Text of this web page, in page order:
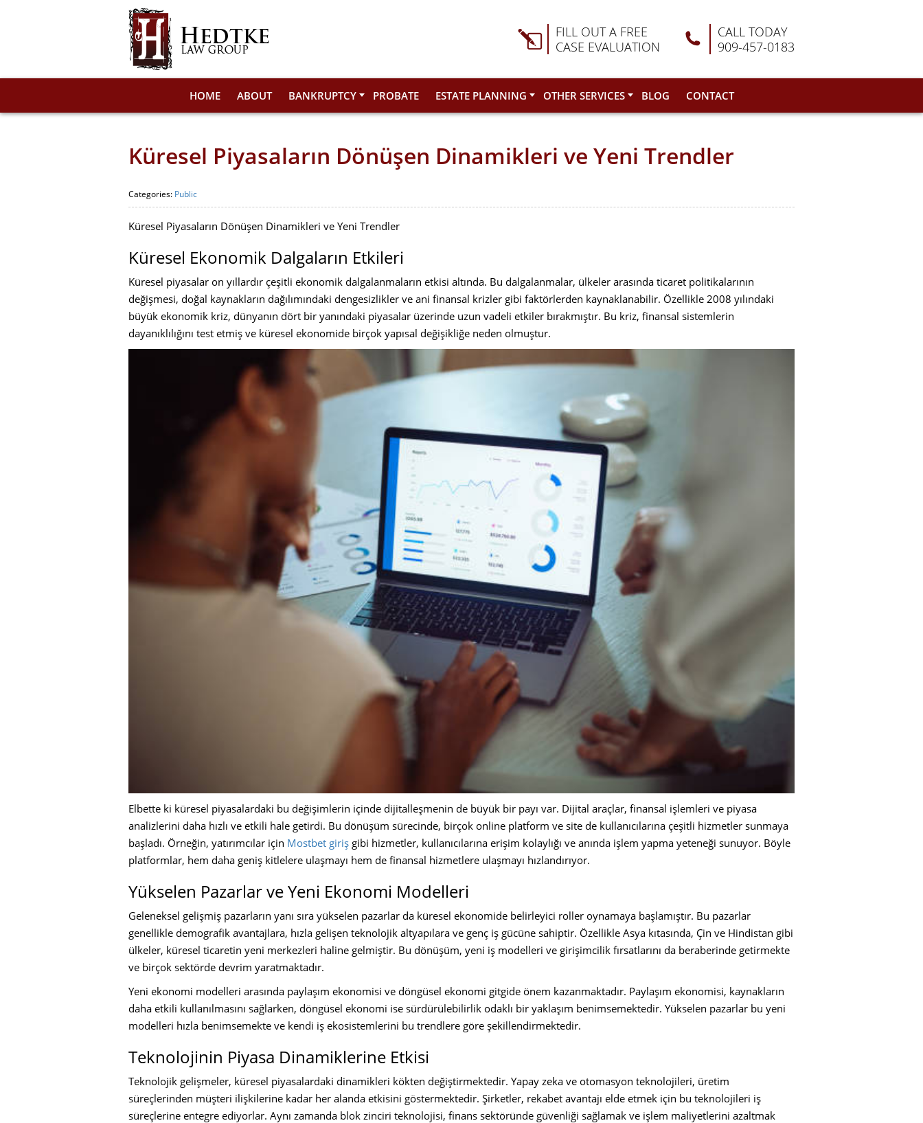
FILL OUT A FREE
CASE EVALUATION
CALL TODAY
909-457-0183
HOME ABOUT BANKRUPTCY PROBATE ESTATE PLANNING OTHER SERVICES BLOG CONTACT
Küresel Piyasaların Dönüşen Dinamikleri ve Yeni Trendler
Categories: Public
Küresel Piyasaların Dönüşen Dinamikleri ve Yeni Trendler
Küresel Ekonomik Dalgaların Etkileri
Küresel piyasalar on yıllardır çeşitli ekonomik dalgalanmaların etkisi altında. Bu dalgalanmalar, ülkeler arasında ticaret politikalarının
değişmesi, doğal kaynakların dağılımındaki dengesizlikler ve ani finansal krizler gibi faktörlerden kaynaklanabilir. Özellikle 2008 yılındaki
büyük ekonomik kriz, dünyanın dört bir yanındaki piyasalar üzerinde uzun vadeli etkiler bırakmıştır. Bu kriz, finansal sistemlerin
dayanıklılığını test etmiş ve küresel ekonomide birçok yapısal değişikliğe neden olmuştur.
Elbette ki küresel piyasalardaki bu değişimlerin içinde dijitalleşmenin de büyük bir payı var. Dijital araçlar, finansal işlemleri ve piyasa
analizlerini daha hızlı ve etkili hale getirdi. Bu dönüşüm sürecinde, birçok online platform ve site de kullanıcılarına çeşitli hizmetler sunmaya
başladı. Örneğin, yatırımcılar için Mostbet giriş gibi hizmetler, kullanıcılarına erişim kolaylığı ve anında işlem yapma yeteneği sunuyor. Böyle
platformlar, hem daha geniş kitlelere ulaşmayı hem de finansal hizmetlere ulaşmayı hızlandırıyor.
Yükselen Pazarlar ve Yeni Ekonomi Modelleri
Geleneksel gelişmiş pazarların yanı sıra yükselen pazarlar da küresel ekonomide belirleyici roller oynamaya başlamıştır. Bu pazarlar
genellikle demografik avantajlara, hızla gelişen teknolojik altyapılara ve genç iş gücüne sahiptir. Özellikle Asya kıtasında, Çin ve Hindistan gibi
ülkeler, küresel ticaretin yeni merkezleri haline gelmiştir. Bu dönüşüm, yeni iş modelleri ve girişimcilik fırsatlarını da beraberinde getirmekte
ve birçok sektörde devrim yaratmaktadır.
Yeni ekonomi modelleri arasında paylaşım ekonomisi ve döngüsel ekonomi gitgide önem kazanmaktadır. Paylaşım ekonomisi, kaynakların
daha etkili kullanılmasını sağlarken, döngüsel ekonomi ise sürdürülebilirlik odaklı bir yaklaşım benimsemektedir. Yükselen pazarlar bu yeni
modelleri hızla benimsemekte ve kendi iş ekosistemlerini bu trendlere göre şekillendirmektedir.
Teknolojinin Piyasa Dinamiklerine Etkisi
Teknolojik gelişmeler, küresel piyasalardaki dinamikleri kökten değiştirmektedir. Yapay zeka ve otomasyon teknolojileri, üretim
süreçlerinden müşteri ilişkilerine kadar her alanda etkisini göstermektedir. Şirketler, rekabet avantajı elde etmek için bu teknolojileri iş
süreçlerine entegre ediyorlar. Aynı zamanda blok zinciri teknolojisi, finans sektöründe güvenliği sağlamak ve işlem maliyetlerini azaltmak